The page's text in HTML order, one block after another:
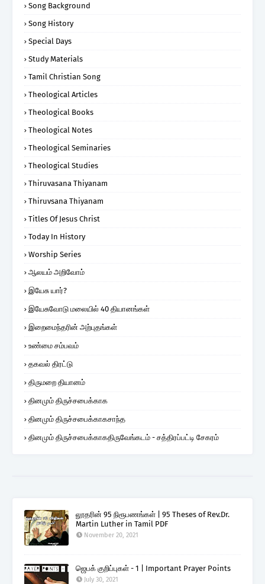
Song Background
Song History
Special Days
Study Materials
Tamil Christian Song
Theological Articles
Theological Books
Theological Notes
Theological Seminaries
Theological Studies
Thiruvasana Thiyanam
Thiruvsana Thiyanam
Titles Of Jesus Christ
Today In History
Worship Series
ஆலயம் அறிவோம்
இயேசு யார்?
இயேசுவோடு மலையில் 40 தியானங்கள்
இறைமைந்தரின் அற்புதங்கள்
உண்மை சம்பவம்
தகவல் திரட்டு
திருமறை தியானம்
தினமும் திருச்சபைக்காக
தினமும் திருச்சபைக்காகசாந்த
தினமும் திருச்சபைக்காகதிருவேங்கடம் - சத்திரப்பட்டி சேகரம்
லூதரின் 95 நிரூபணங்கள் | 95 Theses of Rev.Dr.
Martin Luther in Tamil PDF
November 20, 2021
ஜெபக் குறிப்புகள் - 1 | Important Prayer Points
July 30, 2021